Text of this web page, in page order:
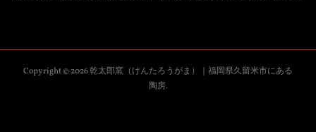
Copyright ©2026乾太郎窯（けんたろうがま）｜福岡県久留米市にある
陶房.